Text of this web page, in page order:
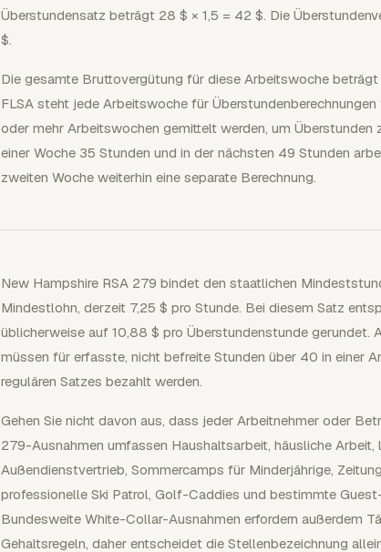
Überstundensatz beträgt 28 $ × 1,5 = 42 $. Die
$.
Die gesamte Bruttovergütung für diese Arbeitswoche
FLSA steht jede Arbeitswoche für
oder mehr Arbeitswochen gemittelt werden, um Überstunden
einer Woche 35 Stunden und in der nächsten 49 Stunden
zweiten Woche weiterhin eine separate Berechnung.
New Hampshire RSA 279 bindet den staatlichen
Mindestlohn, derzeit 7,25 $ pro Stunde. Bei diesem Satz
üblicherweise auf 10,88 $ pro Überstundenstunde gerundet.
müssen für erfasste, nicht befreite Stunden über 40 in einer
regulären Satzes bezahlt werden.
Gehen Sie nicht davon aus, dass jeder Arbeitnehmer oder
279-Ausnahmen umfassen Haushaltsarbeit, häusliche
Außendienstvertrieb, Sommercamps für Minderjährige,
professionelle Ski Patrol, Golf-Caddies und bestimmte
Bundesweite White-Collar-Ausnahmen erfordern außerdem
Gehaltsregeln, daher entscheidet die Stellenbezeichnung